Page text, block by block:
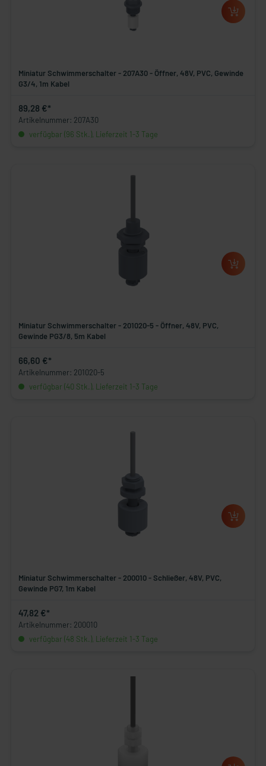
Miniatur Schwimmerschalter - 207A30 - Öffner, 48V, PVC, Gewinde
G3/4, 1m Kabel
89,28 €*
Artikelnummer: 207A30
verfügbar (96 Stk.), Lieferzeit 1-3 Tage
Miniatur Schwimmerschalter - 201020-5 - Öffner, 48V, PVC,
Gewinde PG3/8, 5m Kabel
66,60 €*
Artikelnummer: 201020-5
verfügbar (40 Stk.), Lieferzeit 1-3 Tage
Miniatur Schwimmerschalter - 200010 - Schließer, 48V, PVC,
Gewinde PG7, 1m Kabel
47,82 €*
Artikelnummer: 200010
verfügbar (48 Stk.), Lieferzeit 1-3 Tage